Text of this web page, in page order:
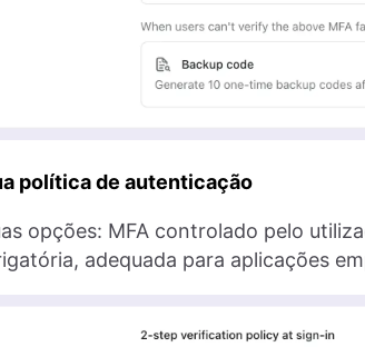
política de autenticação
opções: MFA controlado pelo
adequada para aplicações